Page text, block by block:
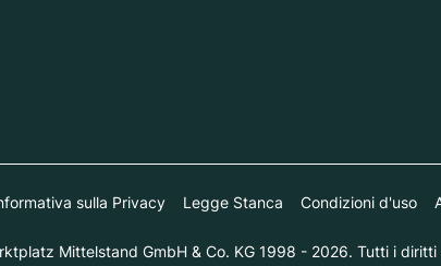
sulla Privacy Legge Stanca Condizioni d'uso
Mittelstand GmbH & Co. KG 1998 - 2026. Tutti i diritti